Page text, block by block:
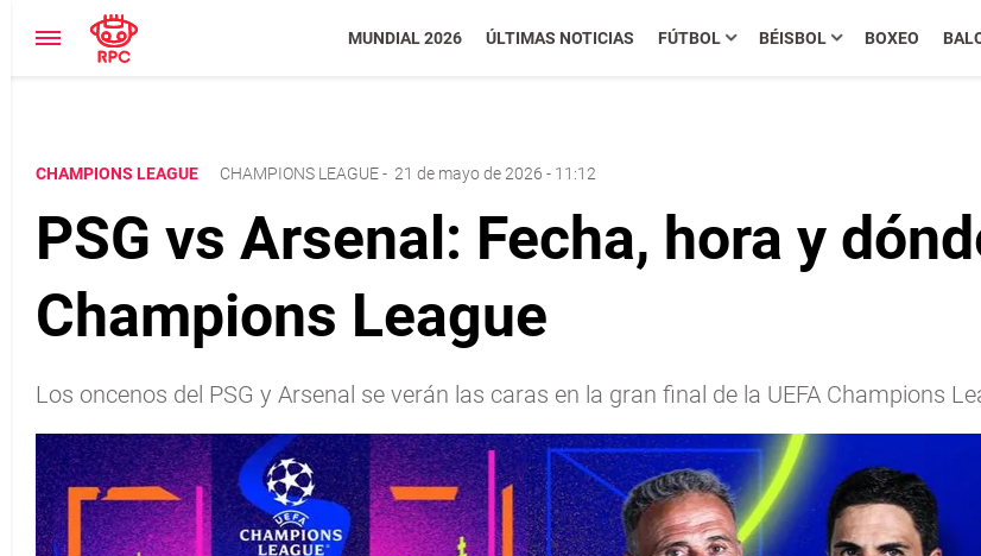
MUNDIAL 2026 ÚLTIMAS NOTICIAS FÚTBOL BÉISBOL BOXEO
CHAMPIONS LEAGUE CHAMPIONS LEAGUE- 21 de mayo de 2026 - 11:12
PSG vs Arsenal: Fecha, hora y
Champions League
Los oncenos del PSG y Arsenal se verán las caras en la gran final de la UEFA Champions